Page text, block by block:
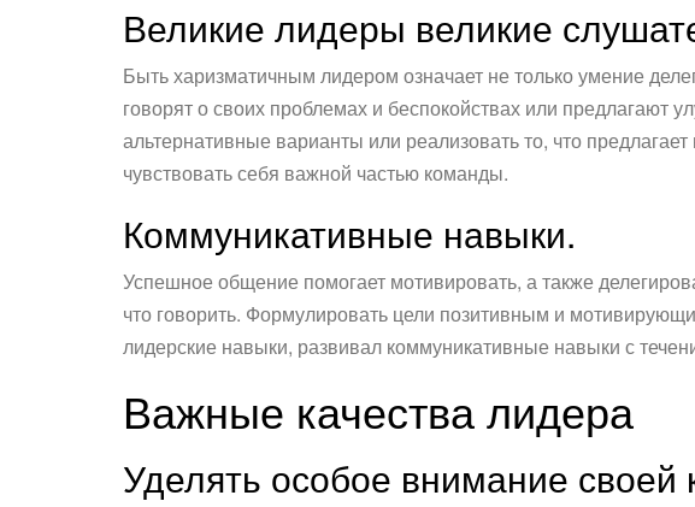
Великие лидеры великие
Быть харизматичным лидером означает не только умение
говорят о своих проблемах и беспокойствах или
альтернативные варианты или реализовать то, что
чувствовать себя важной частью команды.
Коммуникативные навыки.
Успешное общение помогает мотивировать, а также
что говорить. Формулировать цели позитивным и
лидерские навыки, развивал коммуникативные навыки с
Важные качества лидера
Уделять особое внимание своей